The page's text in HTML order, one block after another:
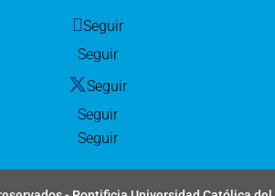
Seguir
Seguir
Seguir
Seguir
Seguir